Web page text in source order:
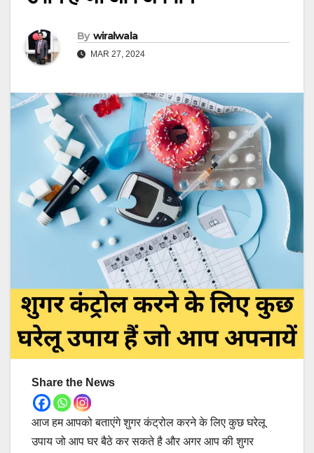
By wiralwala
MAR 27, 2024
Share the News
आज हम आपको बताएंगे शुगर कंट्रोल करने के लिए कुछ घरेलू
उपाय जो आप घर बैठे कर सकते है और अगर आप की शुगर